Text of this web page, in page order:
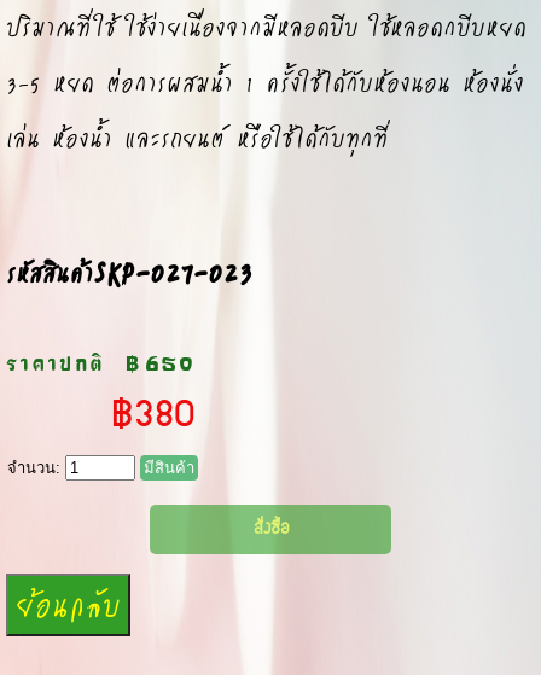
ปริมาณที่ใช้ ใช้ง่ายเนื่องจากมีหลอดบีบ ใช้หลอดกบีบหยด
3-5 หยด ต่อการผสมน้ำ 1 ครั้งใช้ได้กับห้องนอน ห้องนั่ง
เล่น ห้องน้ำ และรถยนต์ หรือใช้ได้กับทุกที่
รหัสสินค้าSKP-027-023
ราคาปกติ ฿650
฿380
จำนวน: มีสินค้า